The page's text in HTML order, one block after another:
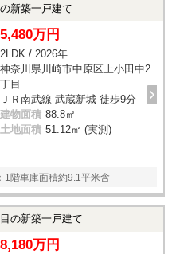
新築一戸建て
5,480万円
2LDK / 2026年
神奈川県川崎市中原区上小田中2
丁目
ＪＲ南武線 武蔵新城 徒歩9分
建物面積 88.8㎡
土地面積 51.12㎡ (実測)
1階車庫面積約9.1平米含
の新築一戸建て
8,180万円